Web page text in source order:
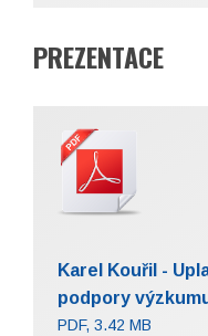
PREZENTACE
Karel Kouřil -
podpory
PDF, 3.42 MB